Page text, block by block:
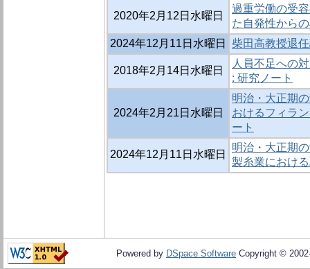
2020年2月12日水曜日
過重労働の受
た自発性から
2024年12月11日水曜日
柴田高教授退
2018年2月14日水曜日
人員不足への
: 研究ノート
2024年2月21日水曜日
明治・大正期
おけるフィラ
ート
2024年12月11日水曜日
明治・大正期
製糸業におけ
Powered by DSpace Software Copyright ©